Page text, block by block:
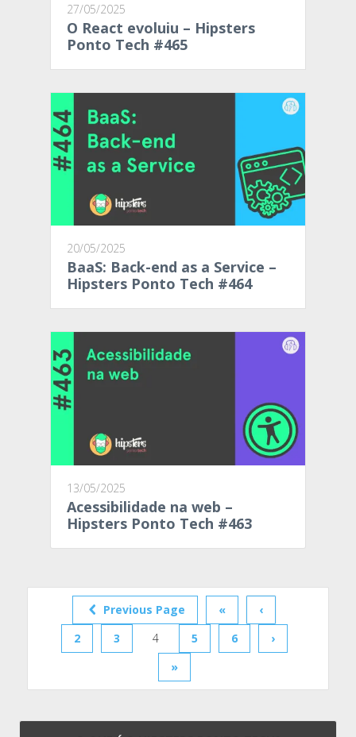
27/05/2025
O React evoluiu – Hipsters
Ponto Tech #465
20/05/2025
BaaS: Back-end as a Service –
Hipsters Ponto Tech #464
13/05/2025
Acessibilidade na web –
Hipsters Ponto Tech #463
Previous Page «
‹
2
3 4 5 6
›
»